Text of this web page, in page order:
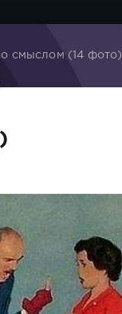
смыслом (14 фото)